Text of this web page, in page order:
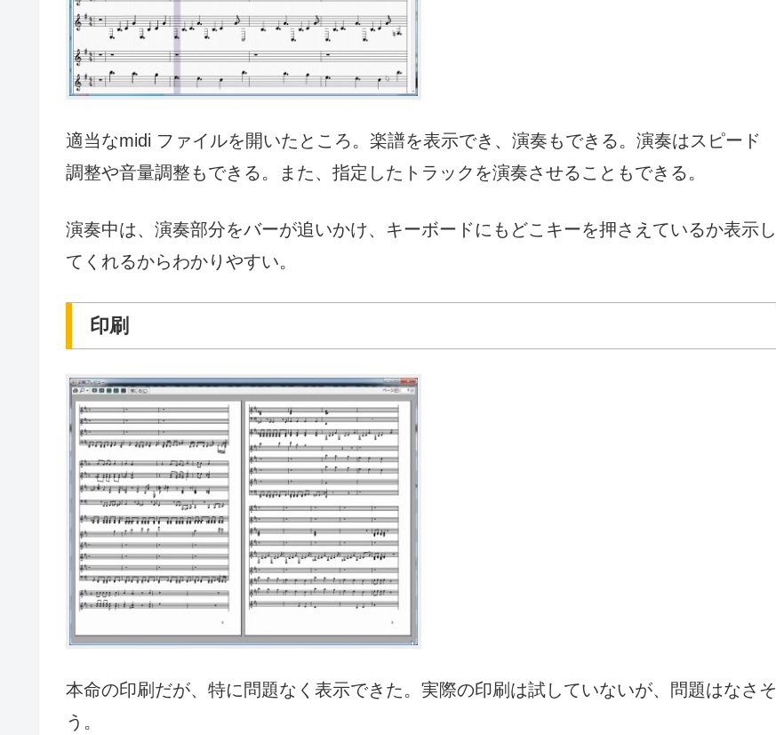
適当なmidi ファイルを開いたところ。楽譜を表示でき、演奏もできる。演奏はスピード
調整や音量調整もできる。また、指定したトラックを演奏させることもできる。
演奏中は、演奏部分をバーが追いかけ、キーボードにもどこキーを押さえているか表示し
てくれるからわかりやすい。
印刷
本命の印刷だが、特に問題なく表示できた。実際の印刷は試していないが、問題はなさそ
う。